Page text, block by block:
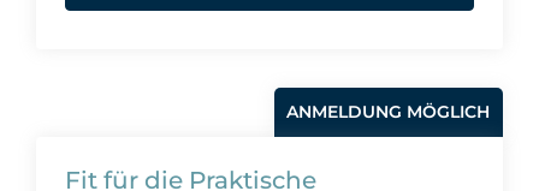
ANMELDUNG MÖGLICH
Fit für die Praktische